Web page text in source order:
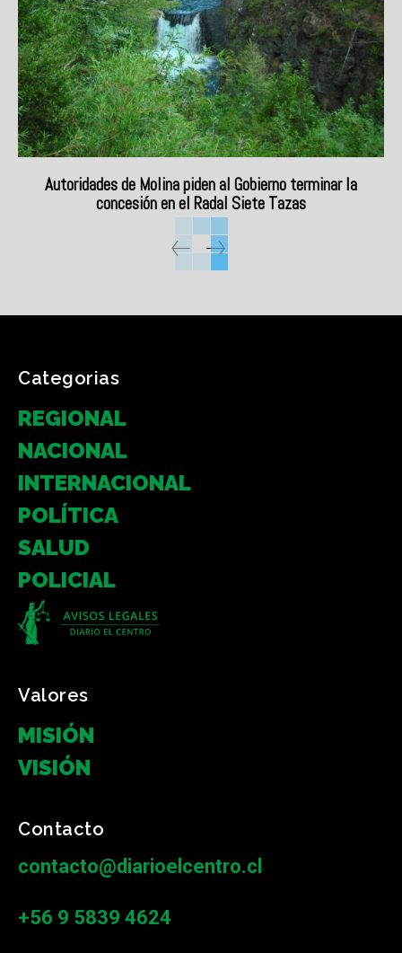
Autoridades de Molina piden al Gobierno terminar la
concesión en el Radal Siete Tazas
Categorias
REGIONAL
NACIONAL
INTERNACIONAL
POLÍTICA
SALUD
POLICIAL
Valores
MISIÓN
VISIÓN
Contacto
contacto@diarioelcentro.cl
+56 9 5839 4624